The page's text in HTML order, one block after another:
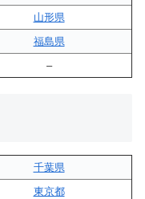
山形県
福島県
–
千葉県
東京都